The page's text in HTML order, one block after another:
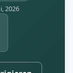
2026